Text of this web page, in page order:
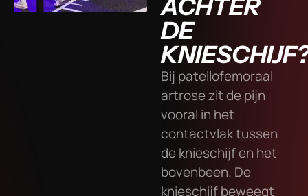
ACHTER
DE
Bij patellofemoraal
artrose zit de pijn
vooral in het
contactvlak tussen
de knieschijf en het
bovenbeen. De
knieschijf beweegt